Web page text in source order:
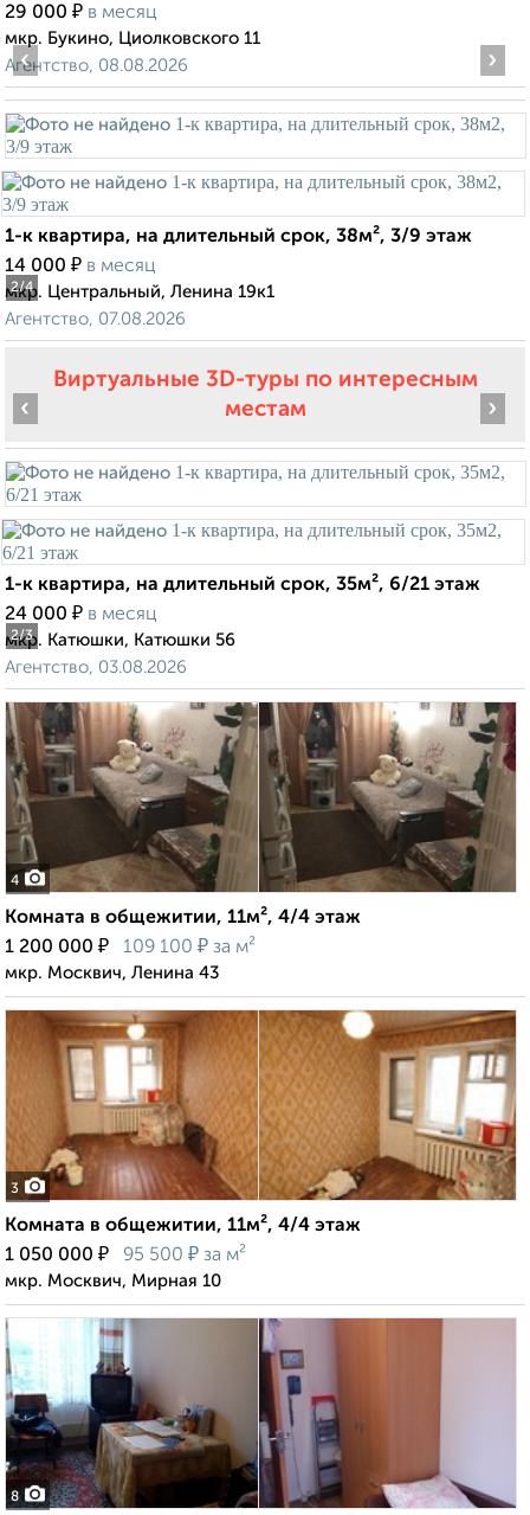
29 000 ₽ в месяц
мкр. Букино, Циолковского 11
Агентство, 08.08.2026
2/4
‹ ›
1-к квартира, на длительный срок, 38м², 3/9 этаж
14 000 ₽ в месяц
мкр. Центральный, Ленина 19к1
Агентство, 07.08.2026
Виртуальные 3D-туры по интересным
местам
2/3
‹ ›
1-к квартира, на длительный срок, 35м², 6/21 этаж
24 000 ₽ в месяц
мкр. Катюшки, Катюшки 56
Агентство, 03.08.2026
4
Комната в общежитии, 11м², 4/4 этаж
1 200 000 ₽ 109 100 ₽ за м²
мкр. Москвич, Ленина 43
3
Комната в общежитии, 11м², 4/4 этаж
1 050 000 ₽ 95 500 ₽ за м²
мкр. Москвич, Мирная 10
8